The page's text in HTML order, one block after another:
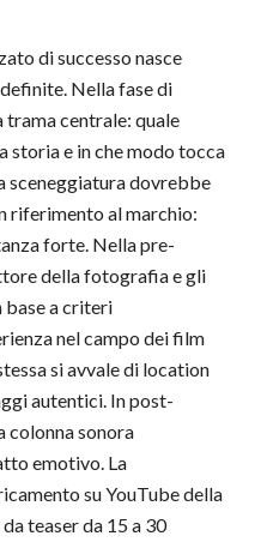
di successo nasce
Nella fase di
trama centrale: quale
storia e in che modo tocca
sceneggiatura dovrebbe
riferimento al marchio:
forte. Nella pre-
della fotografia e gli
base a criteri
nel campo dei film
si avvale di location
autentici. In post-
colonna sonora
emotivo. La
su YouTube della
teaser da 15 a 30